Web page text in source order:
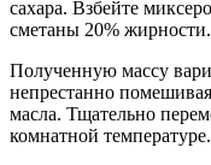
сахара. Взбейте
сметаны 20%
Полученную массу
непрестанно
масла. Тщательно
комнатной температуре.